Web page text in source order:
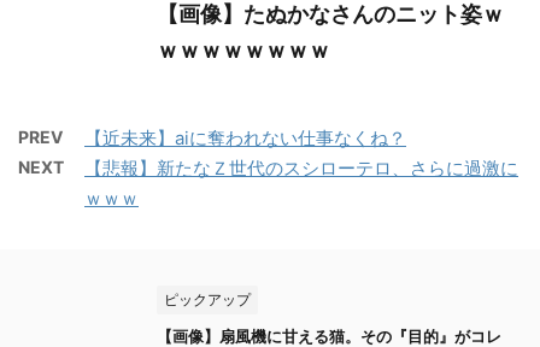
【画像】たぬかなさんのニット姿ｗ
ｗｗｗｗｗｗｗｗ
PREV 【近未来】aiに奪われない仕事なくね？
NEXT
【悲報】新たなＺ世代のスシローテロ、さらに過激に
ｗｗｗ
ピックアップ
【画像】扇風機に甘える猫。その『目的』がコレ